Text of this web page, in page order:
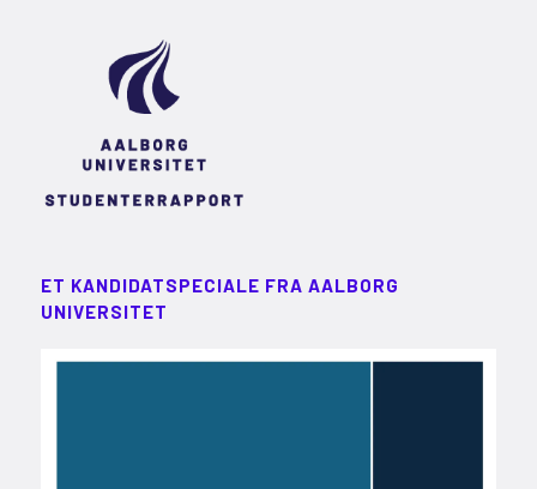
ET KANDIDATSPECIALE FRA AALBORG
UNIVERSITET